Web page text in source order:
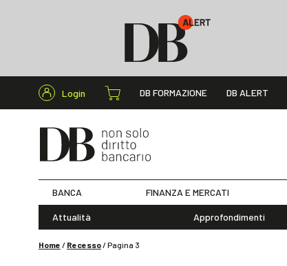
Login DB FORMAZIONE DB ALERT
BANCA FINANZA E MERCATI
Attualità Approfondimenti
Home / Recesso/Pagina 3